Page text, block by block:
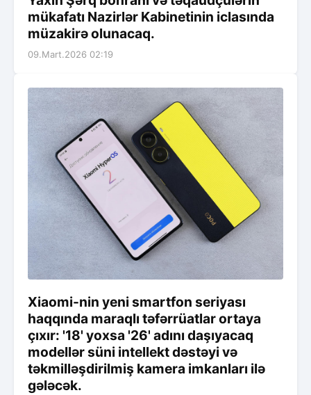
mükafatı Nazirlər Kabinetinin iclasında
müzakirə olunacaq.
09.Mart.2026 02:19
Xiaomi-nin yeni smartfon seriyası
haqqında maraqlı təfərrüatlar ortaya
çıxır: '18' yoxsa '26' adını daşıyacaq
modellər süni intellekt dəstəyi və
təkmilləşdirilmiş kamera imkanları ilə
gələcək.